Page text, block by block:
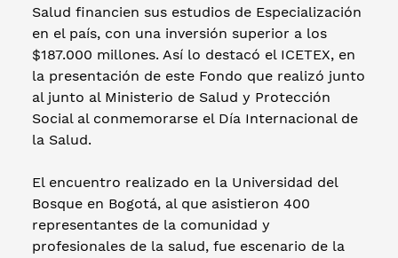
Salud financien sus estudios de Especialización
en el país, con una inversión superior a los
$187.000 millones. Así lo destacó el ICETEX, en
la presentación de este Fondo que realizó junto
al junto al Ministerio de Salud y Protección
Social al conmemorarse el Día Internacional de
la Salud.
El encuentro realizado en la Universidad del
Bosque en Bogotá, al que asistieron 400
representantes de la comunidad y
profesionales de la salud, fue escenario de la